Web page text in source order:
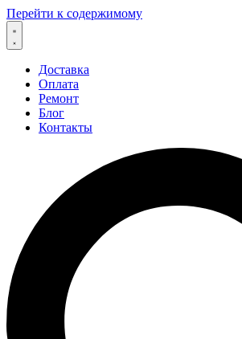
Перейти к содержимому
Доставка
Оплата
Ремонт
Блог
Контакты